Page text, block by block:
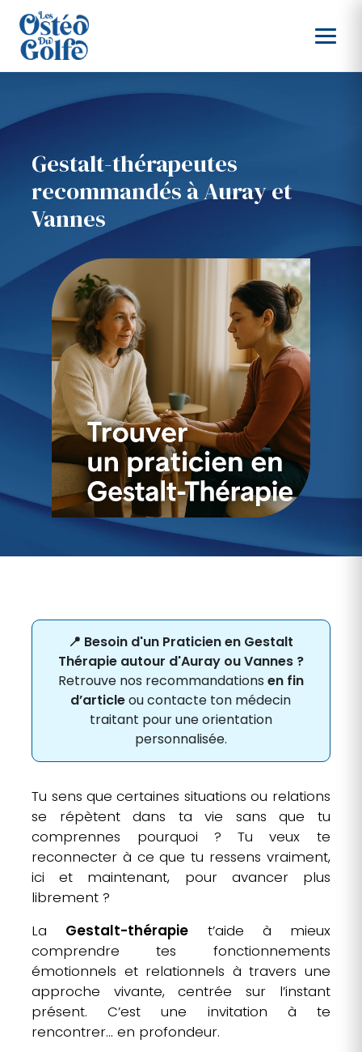
Gestalt-thérapeutes
recommandés à Auray et
Vannes
📍 Besoin d'un Praticien en Gestalt
Thérapie autour d'Auray ou Vannes ?
Retrouve nos recommandations en fin
d’articleou contacte ton médecin
traitant pour une orientation
personnalisée.
Tu sens que certaines situations ou relations
se répètent dans ta vie sans que tu
comprennes pourquoi ? Tu veux te
reconnecter à ce que tu ressens vraiment,
ici et maintenant, pour avancer plus
librement ?
La Gestalt-thérapie t’aide à mieux
comprendre tes fonctionnements
émotionnels et relationnels à travers une
approche vivante, centrée sur l’instant
présent. C’est une invitation à te
rencontrer… en profondeur.